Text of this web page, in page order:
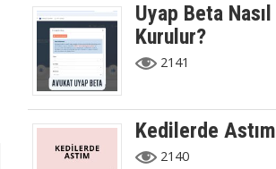
Uyap Beta Nasıl
Kurulur?
2141
Kedilerde Astım
2140